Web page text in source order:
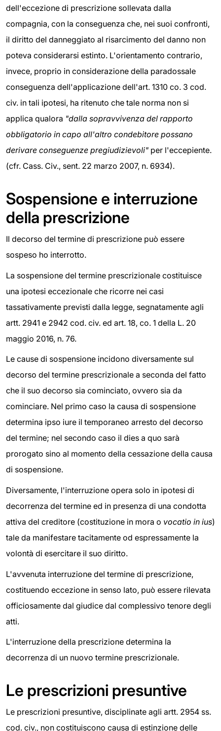
dell'eccezione di prescrizione sollevata dalla
compagnia, con la conseguenza che, nei suoi confronti,
il diritto del danneggiato al risarcimento del danno non
poteva considerarsi estinto. L'orientamento contrario,
invece, proprio in considerazione della paradossale
conseguenza dell'applicazione dell'art. 1310 co. 3 cod.
civ. in tali ipotesi, ha ritenuto che tale norma non si
applica qualora "dalla sopravvivenza del rapporto
obbligatorio in capo all'altro condebitore possano
derivare conseguenze pregiudizievoli" per l'eccepiente.
(cfr. Cass. Civ., sent. 22 marzo 2007, n. 6934).
Sospensione e interruzione
della prescrizione
Il decorso del termine di prescrizione può essere
sospeso ho interrotto.
La sospensione del termine prescrizionale costituisce
una ipotesi eccezionale che ricorre nei casi
tassativamente previsti dalla legge, segnatamente agli
artt. 2941 e 2942 cod. civ. ed art. 18, co. 1 della L. 20
maggio 2016, n. 76.
Le cause di sospensione incidono diversamente sul
decorso del termine prescrizionale a seconda del fatto
che il suo decorso sia cominciato, ovvero sia da
cominciare. Nel primo caso la causa di sospensione
determina ipso iure il temporaneo arresto del decorso
del termine; nel secondo caso il dies a quo sarà
prorogato sino al momento della cessazione della causa
di sospensione.
Diversamente, l'interruzione opera solo in ipotesi di
decorrenza del termine ed in presenza di una condotta
attiva del creditore (costituzione in mora o vocatio in ius)
tale da manifestare tacitamente od espressamente la
volontà di esercitare il suo diritto.
L'avvenuta interruzione del termine di prescrizione,
costituendo eccezione in senso lato, può essere rilevata
officiosamente dal giudice dal complessivo tenore degli
atti.
L'interruzione della prescrizione determina la
decorrenza di un nuovo termine prescrizionale.
Le prescrizioni presuntive
Le prescrizioni presuntive, disciplinate agli artt. 2954 ss.
cod. civ., non costituiscono causa di estinzione delle